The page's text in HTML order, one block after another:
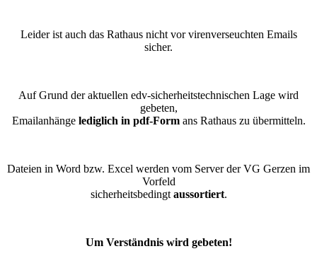
Leider ist auch das Rathaus nicht vor virenverseuchten Emails
sicher.
Auf Grund der aktuellen edv-sicherheitstechnischen Lage wird
gebeten,
Emailanhänge lediglich in pdf-Formans Rathaus zu übermitteln.
Dateien in Word bzw. Excel werden vom Server der VG Gerzen im
Vorfeld
sicherheitsbedingt aussortiert.
Um Verständnis wird gebeten!